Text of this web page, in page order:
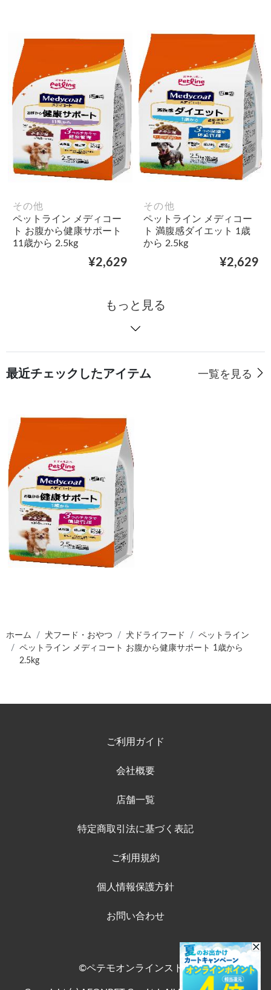
その他
ペットライン メディコー
ト お腹から健康サポート
11歳から 2.5kg
¥2,629
その他
ペットライン メディコー
ト 満腹感ダイエット 1歳
から 2.5kg
¥2,629
もっと見る
最近チェックしたアイテム 一覧を見る
ホーム 犬フード・おやつ 犬ドライフード
ペットライン
ペットライン メディコート お腹から健康サポート 1歳から
2.5kg
ご利用ガイド
会社概要
店舗一覧
特定商取引法に基づく表記
ご利用規約
個人情報保護方針
お問い合わせ
©ペテモオンラインストア